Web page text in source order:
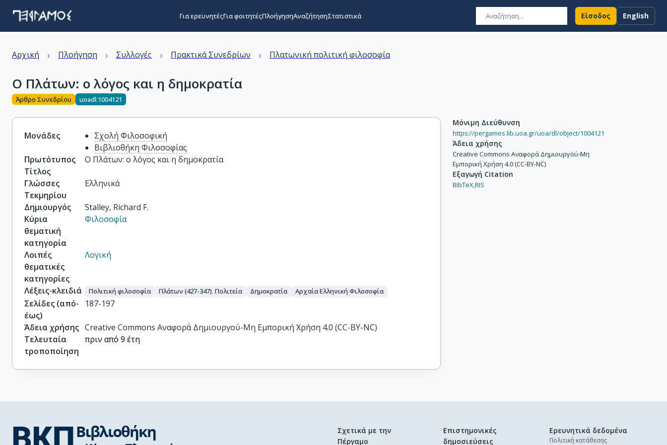
Για ερευνητέςΓια φοιτητέςΠλοήγησηΑναζήτησηΣτατιστικά Είσοδος English
Αρχική › Πλοήγηση › Συλλογές › Πρακτικά Συνεδρίων › Πλατωνική πολιτική φιλοσοφία
Ο Πλάτων: ο λόγος και η δημοκρατία
Άρθρο Συνεδρίου uoadl:1004121
Μονάδες
Σχολή Φιλοσοφική
Βιβλιοθήκη Φιλοσοφίας
Πρωτότυπος
Τίτλος
Ο Πλάτων: ο λόγος και η δημοκρατία
Γλώσσες
Τεκμηρίου
Ελληνικά
Δημιουργός
Stalley, Richard F.
Κύρια
θεματική
κατηγορία
Φιλοσοφία
Λοιπές
θεματικές
κατηγορίες
Λογική
Λέξεις-κλειδιά Πολιτική φιλοσοφία Πλάτων (427-347). Πολιτεία Δημοκρατία Αρχαία Ελληνική Φιλοσοφία
Σελίδες (από-
έως)
187-197
Άδεια χρήσης Creative Commons Αναφορά Δημιουργού-Μη Εμπορική Χρήση 4.0 (CC-BY-NC)
Τελευταία
τροποποίηση
πριν από 9 έτη
Μόνιμη Διεύθυνση
https://pergamos.lib.uoa.gr/uoa/dl/object/1004121
Άδεια χρήσης
Creative Commons Αναφορά Δημιουργού-Μη
Εμπορική Χρήση 4.0 (CC-BY-NC)
Εξαγωγή Citation
BibTeX,RIS
Σχετικά με την
Πέργαμο
Επιστημονικές
δημοσιεύσεις
Ερευνητικά δεδομένα
Πολιτική κατάθεσης